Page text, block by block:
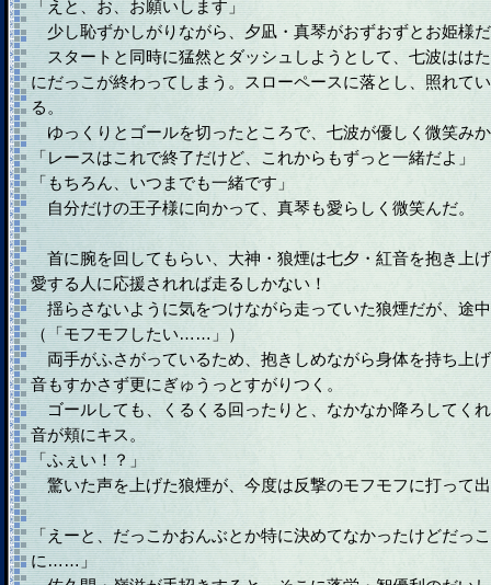
「えと、お、お願いします」
少し恥ずかしがりながら、夕凪・真琴がおずおずとお姫様
スタートと同時に猛然とダッシュしようとして、七波はは
にだっこが終わってしまう。スローペースに落とし、照れて
る。
ゆっくりとゴールを切ったところで、七波が優しく微笑み
「レースはこれで終了だけど、これからもずっと一緒だよ」
「もちろん、いつまでも一緒です」
自分だけの王子様に向かって、真琴も愛らしく微笑んだ。
首に腕を回してもらい、大神・狼煙は七夕・紅音を抱き上
愛する人に応援されれば走るしかない！
揺らさないように気をつけながら走っていた狼煙だが、途
（「モフモフしたい……」）
両手がふさがっているため、抱きしめながら身体を持ち上
音もすかさず更にぎゅうっとすがりつく。
ゴールしても、くるくる回ったりと、なかなか降ろしてく
音が頬にキス。
「ふぇい！？」
驚いた声を上げた狼煙が、今度は反撃のモフモフに打って
「えーと、だっこかおんぶとか特に決めてなかったけどだっ
に……」